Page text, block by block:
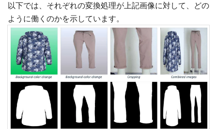
以下では、それぞれの変換処理が上記画像に対して、どの
ように働くのかを示しています。